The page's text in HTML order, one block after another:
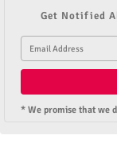
Get Notified
* We promise that we